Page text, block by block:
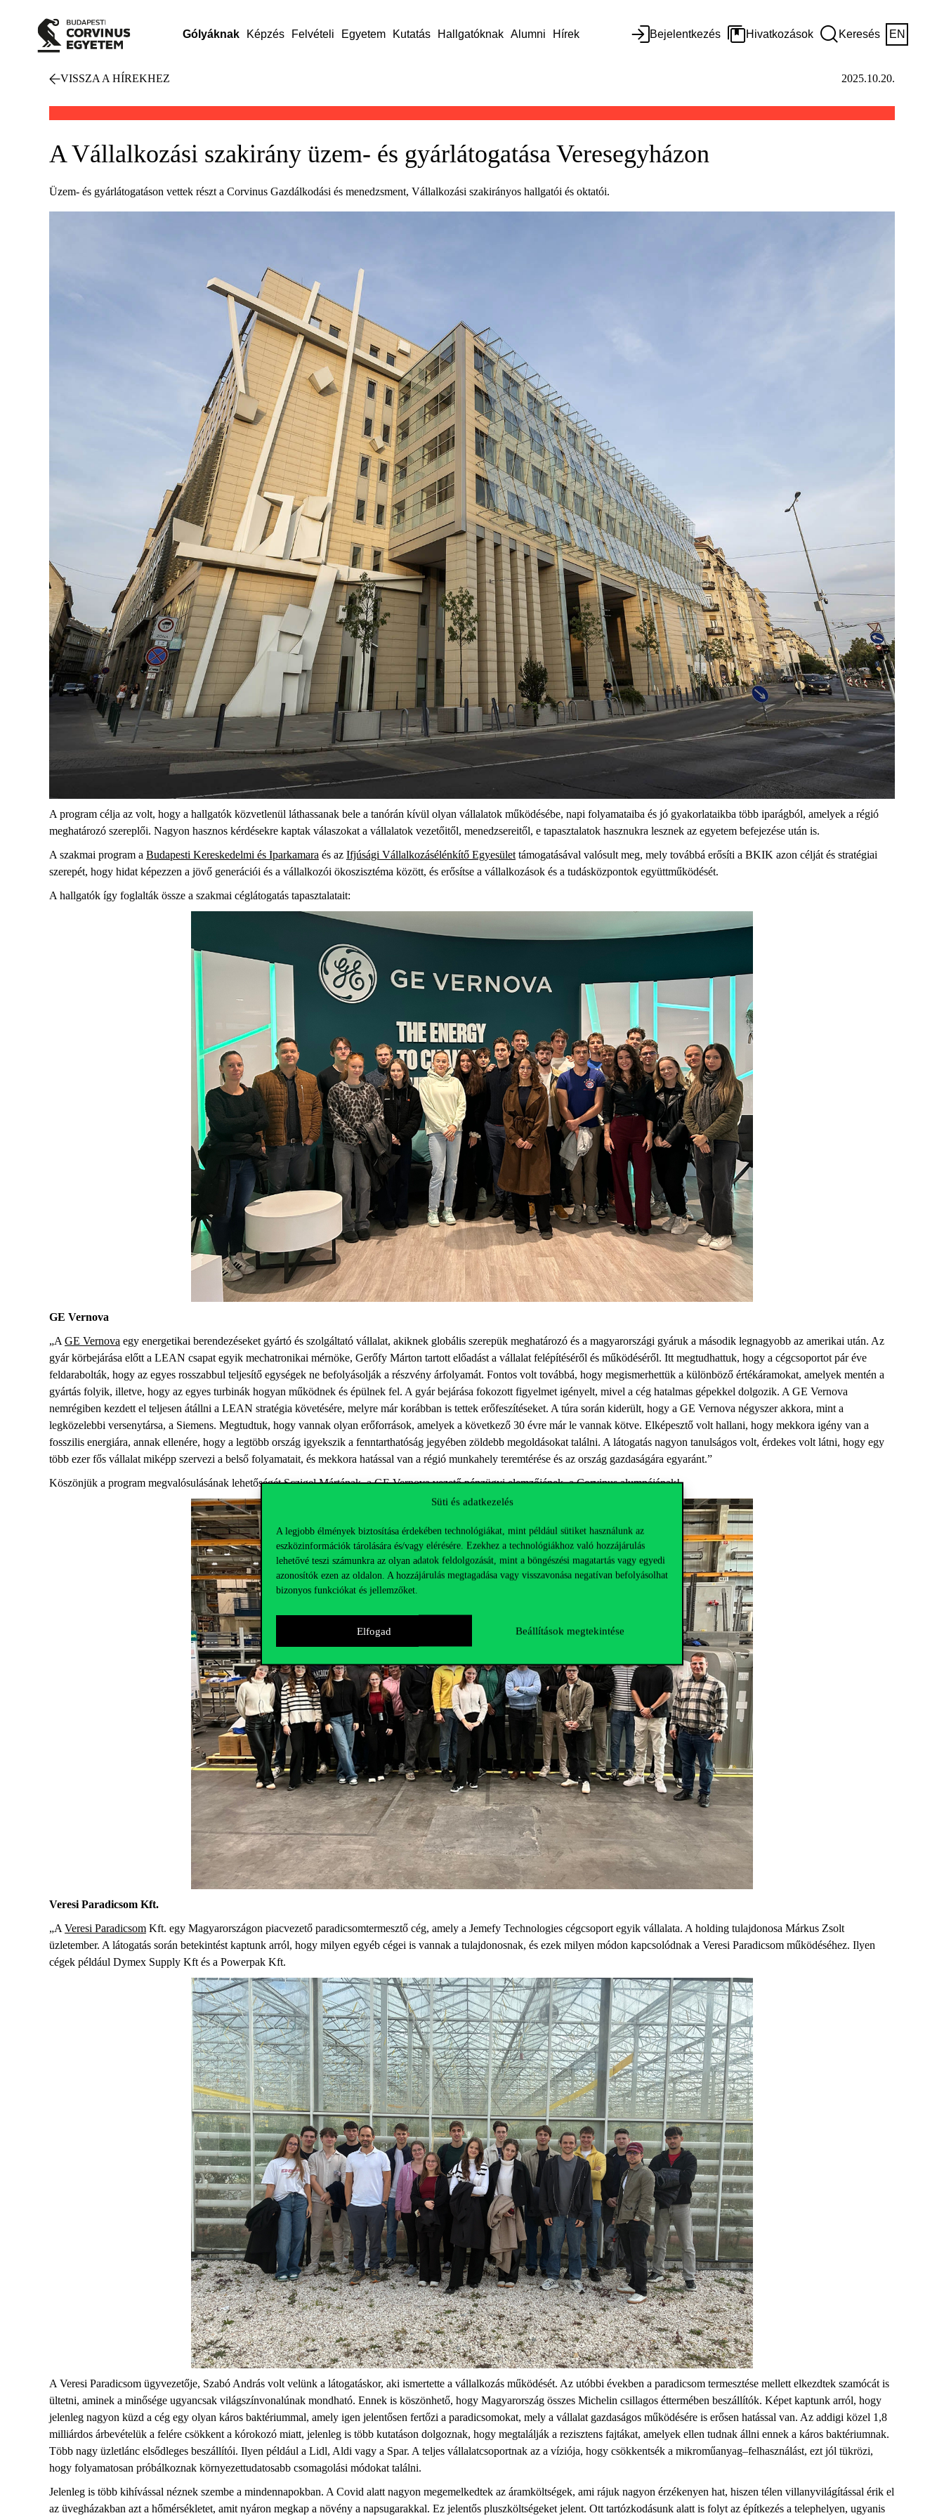
Süti és adatkezelés
A legjobb élmények biztosítása érdekében technológiákat, mint például sütiket használunk az
eszközinformációk tárolására és/vagy elérésére. Ezekhez a technológiákhoz való hozzájárulás
lehetővé teszi számunkra az olyan adatok feldolgozását, mint a böngészési magatartás vagy egyedi
azonosítók ezen az oldalon. A hozzájárulás megtagadása vagy visszavonása negatívan befolyásolhat
bizonyos funkciókat és jellemzőket.
Elfogad Beállítások megtekintése
Gólyáknak Képzés Felvételi Egyetem Kutatás Hallgatóknak Alumni Hírek Bejelentkezés Hivatkozások Keresés EN
VISSZA A HÍREKHEZ 2025.10.20.
A Vállalkozási szakirány üzem- és gyárlátogatása Veresegyházon
Üzem- és gyárlátogatáson vettek részt a Corvinus Gazdálkodási és menedzsment, Vállalkozási szakirányos hallgatói és oktatói.
A program célja az volt, hogy a hallgatók közvetlenül láthassanak bele a tanórán kívül olyan vállalatok működésébe, napi folyamataiba és jó gyakorlataikba több iparágból, amelyek a régió
meghatározó szereplői. Nagyon hasznos kérdésekre kaptak válaszokat a vállalatok vezetőitől, menedzsereitől, e tapasztalatok hasznukra lesznek az egyetem befejezése után is.
A szakmai program a Budapesti Kereskedelmi és Iparkamara és az Ifjúsági Vállalkozásélénkítő Egyesület támogatásával valósult meg, mely továbbá erősíti a BKIK azon célját és stratégiai
szerepét, hogy hidat képezzen a jövő generációi és a vállalkozói ökoszisztéma között, és erősítse a vállalkozások és a tudásközpontok együttműködését.
A hallgatók így foglalták össze a szakmai céglátogatás tapasztalatait:
GE Vernova
„A GE Vernova egy energetikai berendezéseket gyártó és szolgáltató vállalat, akiknek globális szerepük meghatározó és a magyarországi gyáruk a második legnagyobb az amerikai után. Az
gyár körbejárása előtt a LEAN csapat egyik mechatronikai mérnöke, Gerőfy Márton tartott előadást a vállalat felépítéséről és működéséről. Itt megtudhattuk, hogy a cégcsoportot pár éve
feldarabolták, hogy az egyes rosszabbul teljesítő egységek ne befolyásolják a részvény árfolyamát. Fontos volt továbbá, hogy megismerhettük a különböző értékáramokat, amelyek mentén a
gyártás folyik, illetve, hogy az egyes turbinák hogyan működnek és épülnek fel. A gyár bejárása fokozott figyelmet igényelt, mivel a cég hatalmas gépekkel dolgozik. A GE Vernova
nemrégiben kezdett el teljesen átállni a LEAN stratégia követésére, melyre már korábban is tettek erőfeszítéseket. A túra során kiderült, hogy a GE Vernova négyszer akkora, mint a
legközelebbi versenytársa, a Siemens. Megtudtuk, hogy vannak olyan erőforrások, amelyek a következő 30 évre már le vannak kötve. Elképesztő volt hallani, hogy mekkora igény van a
fosszilis energiára, annak ellenére, hogy a legtöbb ország igyekszik a fenntarthatóság jegyében zöldebb megoldásokat találni. A látogatás nagyon tanulságos volt, érdekes volt látni, hogy egy
több ezer fős vállalat miképp szervezi a belső folyamatait, és mekkora hatással van a régió munkahely teremtérése és az ország gazdaságára egyaránt.”
Köszönjük a program megvalósulásának lehetőségétSczigelMártának, a GEVernovavezető pénzügyi elemzőjének, a Corvinusalumnájának!
Veresi Paradicsom Kft.
„A Veresi Paradicsom Kft. egy Magyarországon piacvezető paradicsomtermesztő cég, amely a Jemefy Technologies cégcsoport egyik vállalata. A holding tulajdonosa Márkus Zsolt
üzletember. A látogatás során betekintést kaptunk arról, hogy milyen egyéb cégei is vannak a tulajdonosnak, és ezek milyen módon kapcsolódnak a Veresi Paradicsom működéséhez. Ilyen
cégek például Dymex Supply Kft és a Powerpak Kft.
A Veresi Paradicsom ügyvezetője, Szabó András volt velünk a látogatáskor, aki ismertette a vállalkozás működését. Az utóbbi években a paradicsom termesztése mellett elkezdtek szamócát is
ültetni, aminek a minősége ugyancsak világszínvonalúnak mondható. Ennek is köszönhető, hogy Magyarország összes Michelin csillagos éttermében beszállítók. Képet kaptunk arról, hogy
jelenleg nagyon küzd a cég egy olyan káros baktériummal, amely igen jelentősen fertőzi a paradicsomokat, mely a vállalat gazdaságos működésére is erősen hatással van. Az addigi közel 1,8
milliárdos árbevételük a felére csökkent a kórokozó miatt, jelenleg is több kutatáson dolgoznak, hogy megtalálják a rezisztens fajtákat, amelyek ellen tudnak állni ennek a káros baktériumnak.
Több nagy üzletlánc elsődleges beszállítói. Ilyen például a Lidl, Aldi vagy a Spar. A teljes vállalatcsoportnak az a víziója, hogy csökkentsék a mikroműanyag–felhasználást, ezt jól tükrözi,
hogy folyamatosan próbálkoznak környezettudatosabb csomagolási módokat találni.
Jelenleg is több kihívással néznek szembe a mindennapokban. A Covid alatt nagyon megemelkedtek az áramköltségek, ami rájuk nagyon érzékenyen hat, hiszen télen villanyvilágítással érik el
az üvegházakban azt a hőmérsékletet, amit nyáron megkap a növény a napsugarakkal. Ez jelentős pluszköltségeket jelent. Ott tartózkodásunk alatt is folyt az építkezés a telephelyen, ugyanis